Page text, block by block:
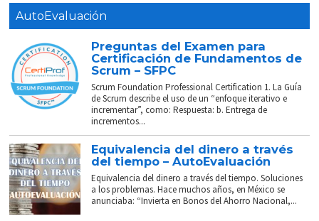
AutoEvaluación
Preguntas del Examen para
Certificación de Fundamentos de
Scrum – SFPC
Scrum Foundation Professional Certification 1. La Guía
de Scrum describe el uso de un “enfoque iterativo e
incrementar”, como: Respuesta: b. Entrega de
incrementos...
Equivalencia del dinero a través
del tiempo – AutoEvaluación
Equivalencia del dinero a través del tiempo. Soluciones
a los problemas. Hace muchos años, en México se
anunciaba: “Invierta en Bonos del Ahorro Nacional,...